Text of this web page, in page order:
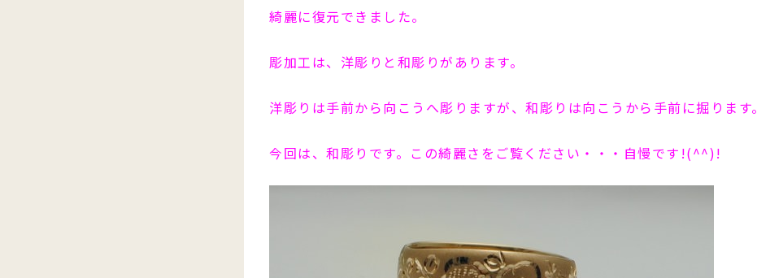
綺麗に復元できました。
彫加工は、洋彫りと和彫りがあります。
洋彫りは手前から向こうへ彫りますが、和彫りは向こうから手前に掘ります。
今回は、和彫りです。この綺麗さをご覧ください・・・自慢です!(^^)!